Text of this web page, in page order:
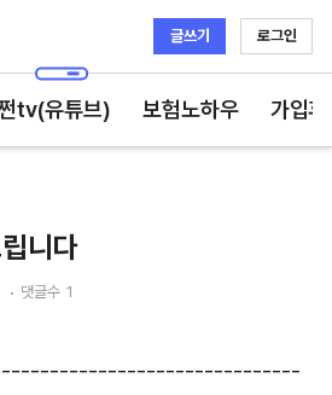
글쓰기 로그인
tv(유튜브) 보험노하우 가입
니다
댓글수 1